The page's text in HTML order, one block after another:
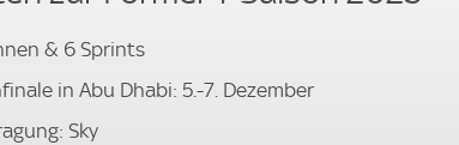
& 6 Sprints
in Abu Dhabi: 5.-7. Dezember
Sky